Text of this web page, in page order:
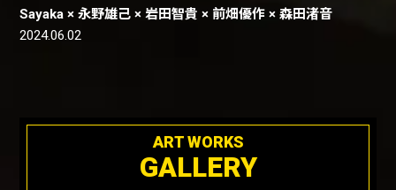
Sayaka × 永野雄己 × 岩田智貴 × 前畑優作 × 森田渚音
2024.06.02
ART WORKS
GALLERY